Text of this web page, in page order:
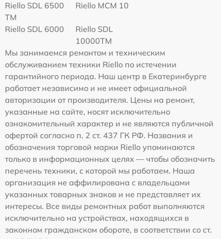
Riello SDL 6500
TM
Riello MCM 10
Riello SDL 6000
Riello SDL
10000TM
Мы занимаемся ремонтом и техническим
обслуживанием техники Riello по истечении
гарантийного периода. Наш центр в Екатеринбурге
работает независимо и не имеет официальной
авторизации от производителя. Цены на ремонт,
указанные на сайте, носят исключительно
ознакомительный характер и не являются публичной
офертой согласно п. 2 ст. 437 ГК РФ. Названия и
обозначения торговой марки Riello упоминаются
только в информационных целях — чтобы обозначить
перечень техники, с которой мы работаем. Наша
организация не аффилирована с владельцами
указанных товарных знаков и не представляет их
интересы. Все виды ремонтных работ выполняются
исключительно на устройствах, находящихся в
законном гражданском обороте, в соответствии со ст.